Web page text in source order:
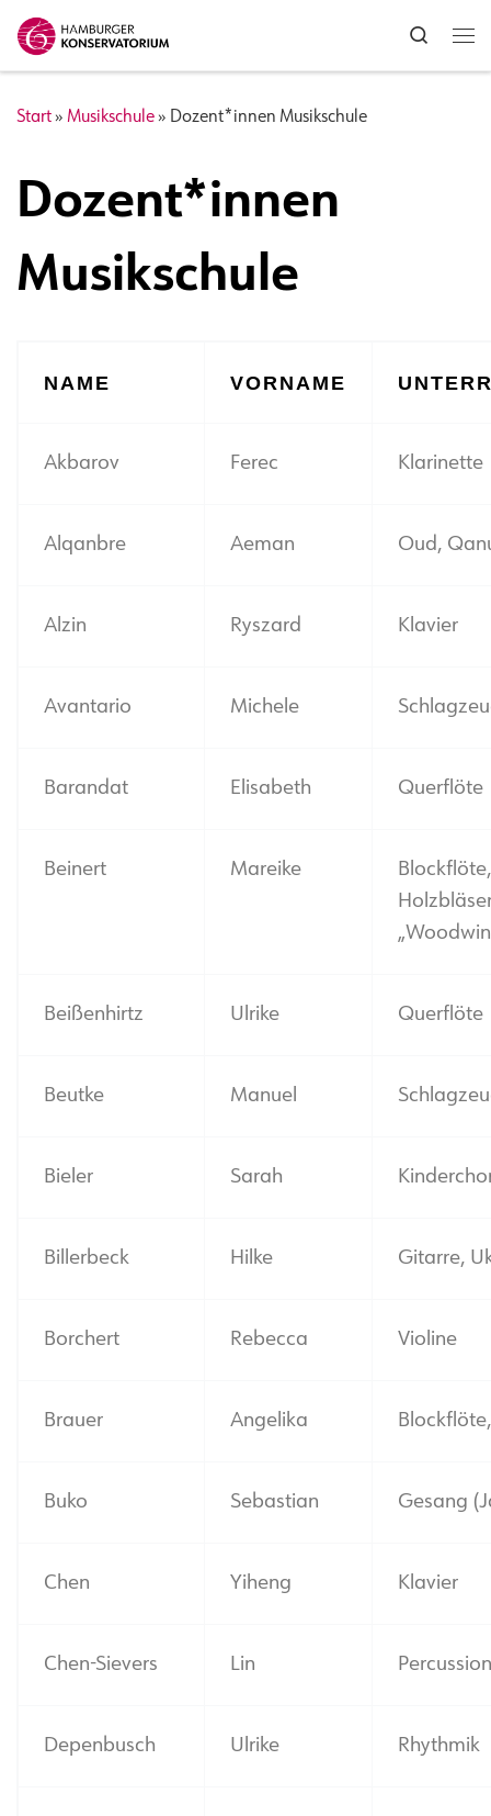
Zum Inhalt springen
Search
Start » Musikschule » Dozent*innen Musikschule
Dozent*innen
Musikschule
NAME VORNAME
Akbarov Ferec Klarinette
Alqanbre Aeman Oud,
Alzin Ryszard Klavier
Avantario Michele
Barandat Elisabeth Querflöte
Beinert Mareike
Blockflöte,
Beißenhirtz Ulrike Querflöte
Beutke Manuel
Bieler Sarah
Billerbeck Hilke Gitarre,
Borchert Rebecca Violine
Brauer Angelika
Buko Sebastian Gesang
Chen Yiheng Klavier
Chen-Sievers Lin
Depenbusch Ulrike Rhythmik